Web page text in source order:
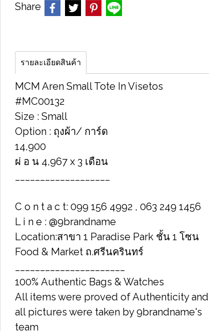
Share
รายละเอียดสินค้า
MCM Aren Small Tote In Visetos
#MC00132
Size : Small
Option : ถุงผ้า/ การ์ด
14,900
ผ่ อ น 4,967 x 3 เดือน
C o n t a c t: 099 156 4992 , 063 249 1456
L i n e : @9brandname
Location:สาขา 1 Paradise Park ชั้น 1 โซน
Food & Market ถ.ศรีนครินทร์
100% Authentic Bags & Watches
All items were proved of Authenticity and
all pictures were taken by 9brandname's
team